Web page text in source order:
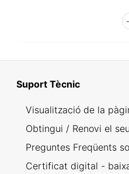
Suport Tècnic
Visualització de la
Obtingui / Renovi el
Preguntes Freqüents
Certificat digital -